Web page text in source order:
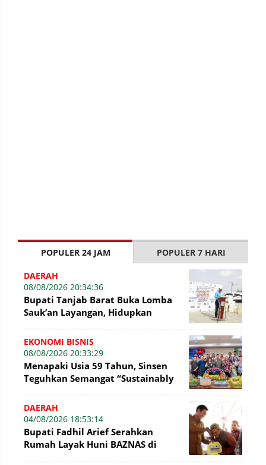
POPULER 24 JAM POPULER 7 HARI
DAERAH
08/08/2026 20:34:36
Bupati Tanjab Barat Buka Lomba
Sauk’an Layangan, Hidupkan
WFC ?
EKONOMI BISNIS
08/08/2026 20:33:29
Menapaki Usia 59 Tahun, Sinsen
Teguhkan Semangat “Sustainably
DAERAH
04/08/2026 18:53:14
Bupati Fadhil Arief Serahkan
Rumah Layak Huni BAZNAS di